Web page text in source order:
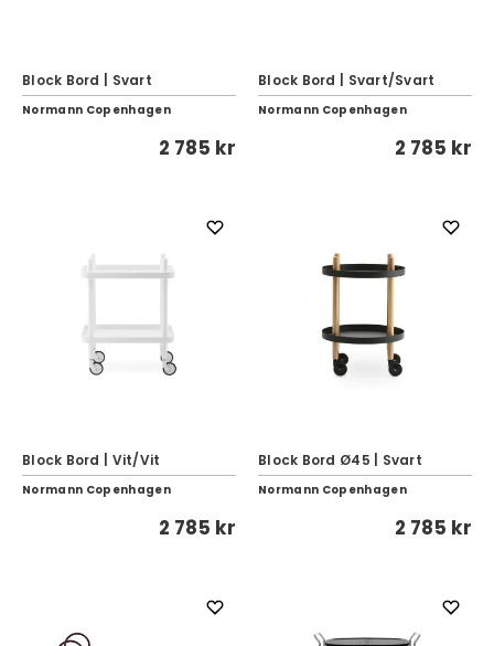
Block Bord | Svart
Normann Copenhagen
2 785 kr
Block Bord | Svart/Svart
Normann Copenhagen
2 785 kr
Block Bord | Vit/Vit
Normann Copenhagen
2 785 kr
Block Bord Ø45 | Svart
Normann Copenhagen
2 785 kr